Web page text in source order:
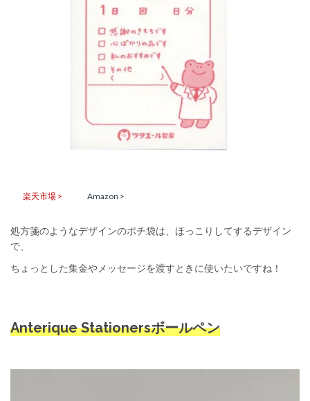
楽天市場 > Amazon >
処方箋のようなデザインのポチ袋は、ほっこりしてするデザイン
で、
ちょっとした集金やメッセージを渡すときに使いたいですね！
Anterique Stationersボールペン